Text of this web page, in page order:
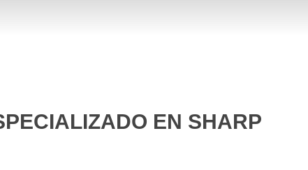
EN SHARP